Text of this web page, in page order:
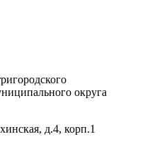
округа
д.4, корп.1